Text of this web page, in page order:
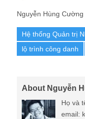
Nguyễn Hùng
Hệ thống Quản trị
lộ trình công danh
About Nguyễn
Họ và
email: